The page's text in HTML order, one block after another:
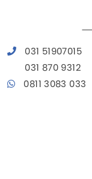
031 51907015
031 870 9312
0811 3083 033